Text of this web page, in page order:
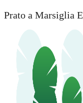
Prato a Marsiglia